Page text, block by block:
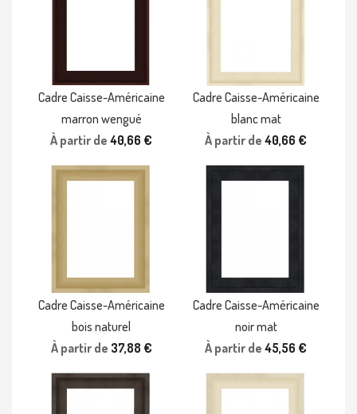
Cadre Caisse-Américaine
marron wengué
À partir de 40,66 €
Cadre Caisse-Américaine
blanc mat
À partir de 40,66 €
Cadre Caisse-Américaine
bois naturel
À partir de 37,88 €
Cadre Caisse-Américaine
noir mat
À partir de 45,56 €